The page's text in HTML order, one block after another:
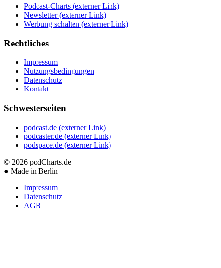
Podcast-Charts (externer Link)
Newsletter (externer Link)
Werbung schalten (externer Link)
Rechtliches
Impressum
Nutzungsbedingungen
Datenschutz
Kontakt
Schwesterseiten
podcast.de (externer Link)
podcaster.de (externer Link)
podspace.de (externer Link)
© 2026 podCharts.de
● Made in Berlin
Impressum
Datenschutz
AGB